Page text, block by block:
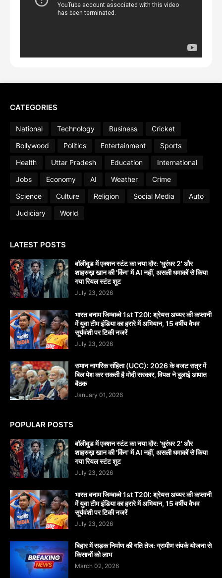
CATEGORIES
National Technology Business
Cricket
Bollywood
Politics Entertainment
Sports
Health
Uttar Pradesh Education
International
Jobs
Economy AI Weather
Crime
Science
Culture Religion Social Media
Auto
Judiciary
World
LATEST POSTS
बॉलीवुड में एक्शन स्टंट का नया दौर: 'धुरंधर 2' और
शाहरुख़ खान की 'किंग' में AI नहीं, असली धमाकों से किया
गया रियल स्टंट शूट
July 23, 2026
भारत बनाम जिम्बाब्वे 1st T20I: श्रेयस अय्यर की कप्तानी
में युवा टीम इंडिया का हरारे में अभियान, 15 वर्षीय वैभव
सूर्यवंशी पर टिकी नजरें
July 23, 2026
समान नागरिक संहिता (UCC): 2026 के बजट सत्र में
बिल पेश कर सकती है मोदी सरकार, विपक्ष ने बुलाई आपात
बैठक
January 01, 2026
POPULAR POSTS
बॉलीवुड में एक्शन स्टंट का नया दौर: 'धुरंधर 2' और
शाहरुख़ खान की 'किंग' में AI नहीं, असली धमाकों से किया
गया रियल स्टंट शूट
July 23, 2026
भारत बनाम जिम्बाब्वे 1st T20I: श्रेयस अय्यर की कप्तानी
में युवा टीम इंडिया का हरारे में अभियान, 15 वर्षीय वैभव
सूर्यवंशी पर टिकी नजरें
July 23, 2026
बिहार में सड़क निर्माण की गति तेज: ग्रामीण संपर्क योजना से
किसानों को लाभ
March 02, 2026